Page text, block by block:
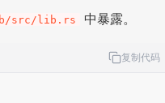
src/lib.rs 中暴露。
复制代码